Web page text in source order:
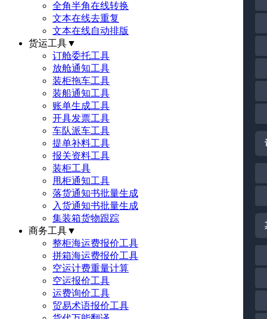
全角半角在线转换
文本在线去重复
文本在线自动排版
货运工具▼
订舱委托工具
放舱通知工具
装柜拖车工具
装船通知工具
账单生成工具
开具发票工具
车队派车工具
提单补料工具
报关资料工具
装柜工具
甩柜通知工具
落货通知书批量生成
入货通知书批量生成
集装箱货物跟踪
商务工具▼
整柜海运费报价工具
拼箱海运费报价工具
空运计费重量计算
空运报价工具
运费询价工具
贸易术语报价工具